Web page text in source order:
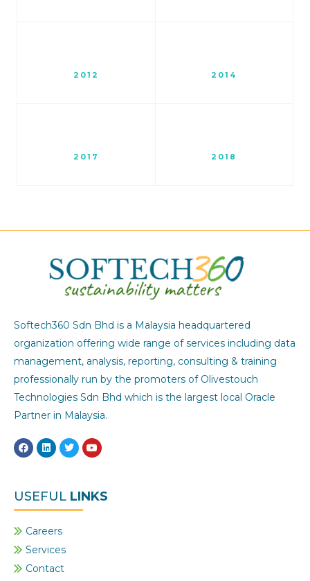
2012 2014
2017 2018
Softech360 Sdn Bhd is a Malaysia headquartered
organization offering wide range of services including data
management, analysis, reporting, consulting & training
professionally run by the promoters of Olivestouch
Technologies Sdn Bhd which is the largest local Oracle
Partner in Malaysia.
F
a
c
o
o
k
L
i
n
d
i
n
T
w
i
e
r
Y
o
u
b
e
USEFUL LINKS
Careers
Services
Contact